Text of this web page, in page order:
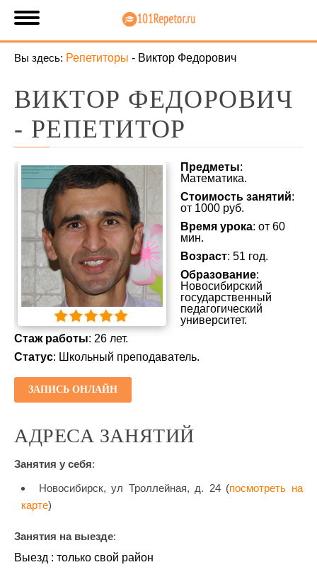
Вы здесь: Репетиторы - Виктор Федорович
ВИКТОР ФЕДОРОВИЧ
- РЕПЕТИТОР
Предметы:
Математика.
Стоимость занятий:
от 1000 руб.
Время урока: от 60
мин.
Возраст: 51 год.
Образование:
Новосибирский
государственный
педагогический
университет.
Стаж работы: 26 лет.
Статус: Школьный преподаватель.
ЗАПИСЬ ОНЛАЙН
АДРЕСА ЗАНЯТИЙ
Занятия у себя:
Новосибирск, ул Троллейная, д. 24 (посмотреть на
карте)
Занятия на выезде:
Выезд : только свой район